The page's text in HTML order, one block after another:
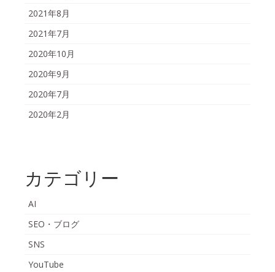
2021年8月
2021年7月
2020年10月
2020年9月
2020年7月
2020年2月
カテゴリー
AI
SEO・ブログ
SNS
YouTube